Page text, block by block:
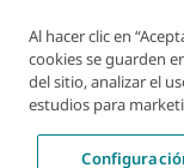
Al hacer clic en
cookies se guarden
del sitio, analizar el
estudios para